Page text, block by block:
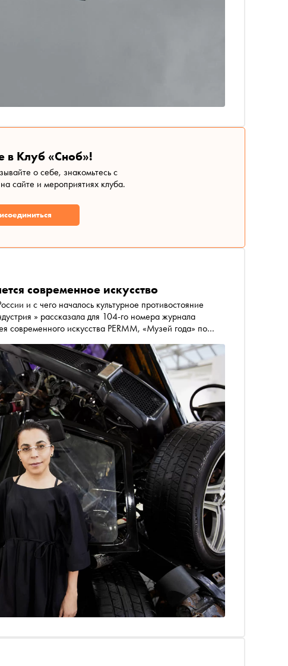
в Клуб «Сноб»!
о себе, знакомьтесь с
сайте и мероприятиях клуба.
современное искусство
и с чего началось культурное противостояние
для 104-го номера журнала